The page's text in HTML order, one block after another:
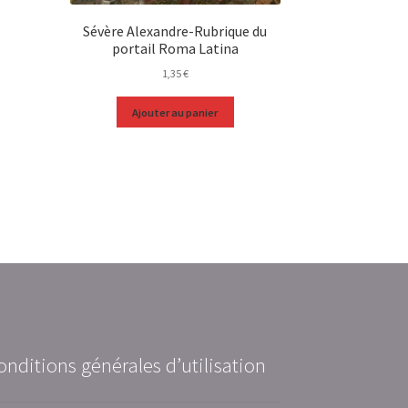
Sévère Alexandre-Rubrique du
portail Roma Latina
1,35€
Ajouter au panier
générales d’utilisation